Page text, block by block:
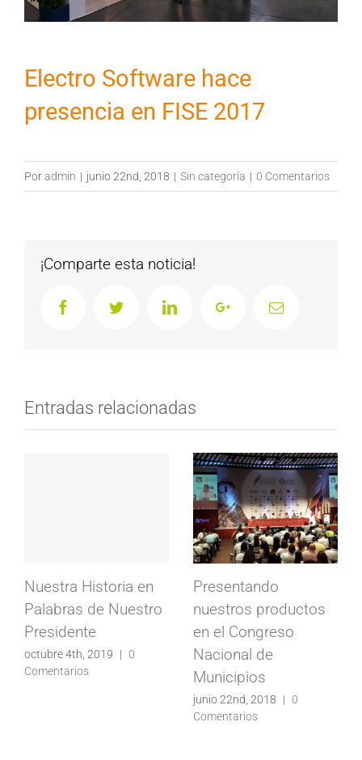
Electro Software hace
presencia en FISE 2017
Poradmin | junio 22nd, 2018 | Sin categoría | 0 Comentarios
¡Comparte esta noticia!
FacebookTwitter LinkedInGoogle+Email
Entradas relacionadas
Nuestra Historia en
Palabras de Nuestro
Presidente
octubre 4th, 2019 |
0
Comentarios
Presentando
nuestros productos
en el Congreso
Nacional de
Municipios
junio 22nd, 2018 |
0
Comentarios